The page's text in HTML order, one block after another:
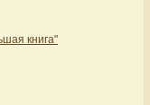
книга"